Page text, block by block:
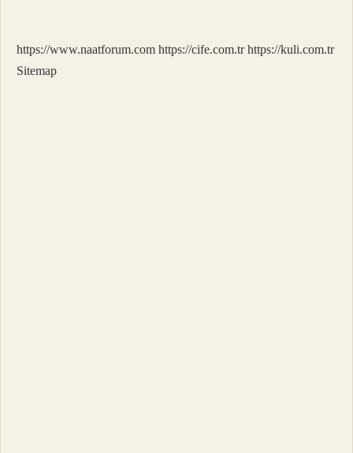
Kadar
https://www.naatforum.com https://cife.com.tr https://kuli.com.tr
Sitemap